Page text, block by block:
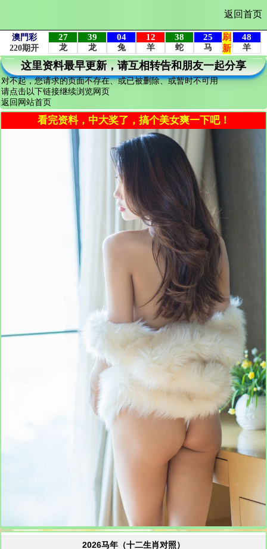
返回首页
这里资料最早更新，请互相转告和朋友一起分享
对不起，您请求的页面不存在、或已被删除、或暂时不可用
请点击以下链接继续浏览网页
返回网站首页
看完资料，中大奖了，搞个美女爽一下吧！
2026马年（十二生肖对照）